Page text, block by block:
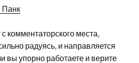
с комментаторского места,
радуясь, и направляется
вы упорно работаете и верите